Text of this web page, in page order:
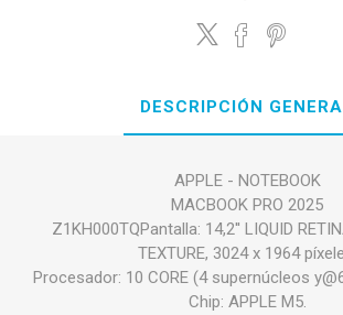
DESCRIPCIÓN
APPLE - NOTEBOOK
MACBOOK PRO 2025
Z1KH000TQPantalla: 14,2'' LIQUID
TEXTURE, 3024 x 1964
Procesador: 10 CORE (4 supernúcleos
Chip: APPLE M5.